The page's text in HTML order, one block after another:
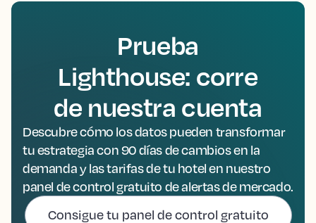
Prueba
Lighthouse: corre
de nuestra cuenta
Descubre cómo los datos pueden transformar
tu estrategia con 90 días de cambios en la
demanda y las tarifas de tu hotel en nuestro
panel de control gratuito de alertas de mercado.
Consigue tu panel de control gratuito